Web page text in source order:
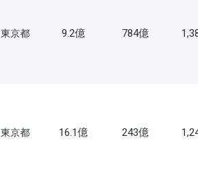
東京都 9.2億 784億
東京都 16.1億 243億